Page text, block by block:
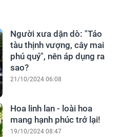
Người xưa dặn dò: "Táo
tàu thịnh vượng, cây mai
phú quý", nên áp dụng ra
sao?
21/10/2024 06:08
Hoa linh lan - loài hoa
mang hạnh phúc trở lại!
19/10/2024 08:47